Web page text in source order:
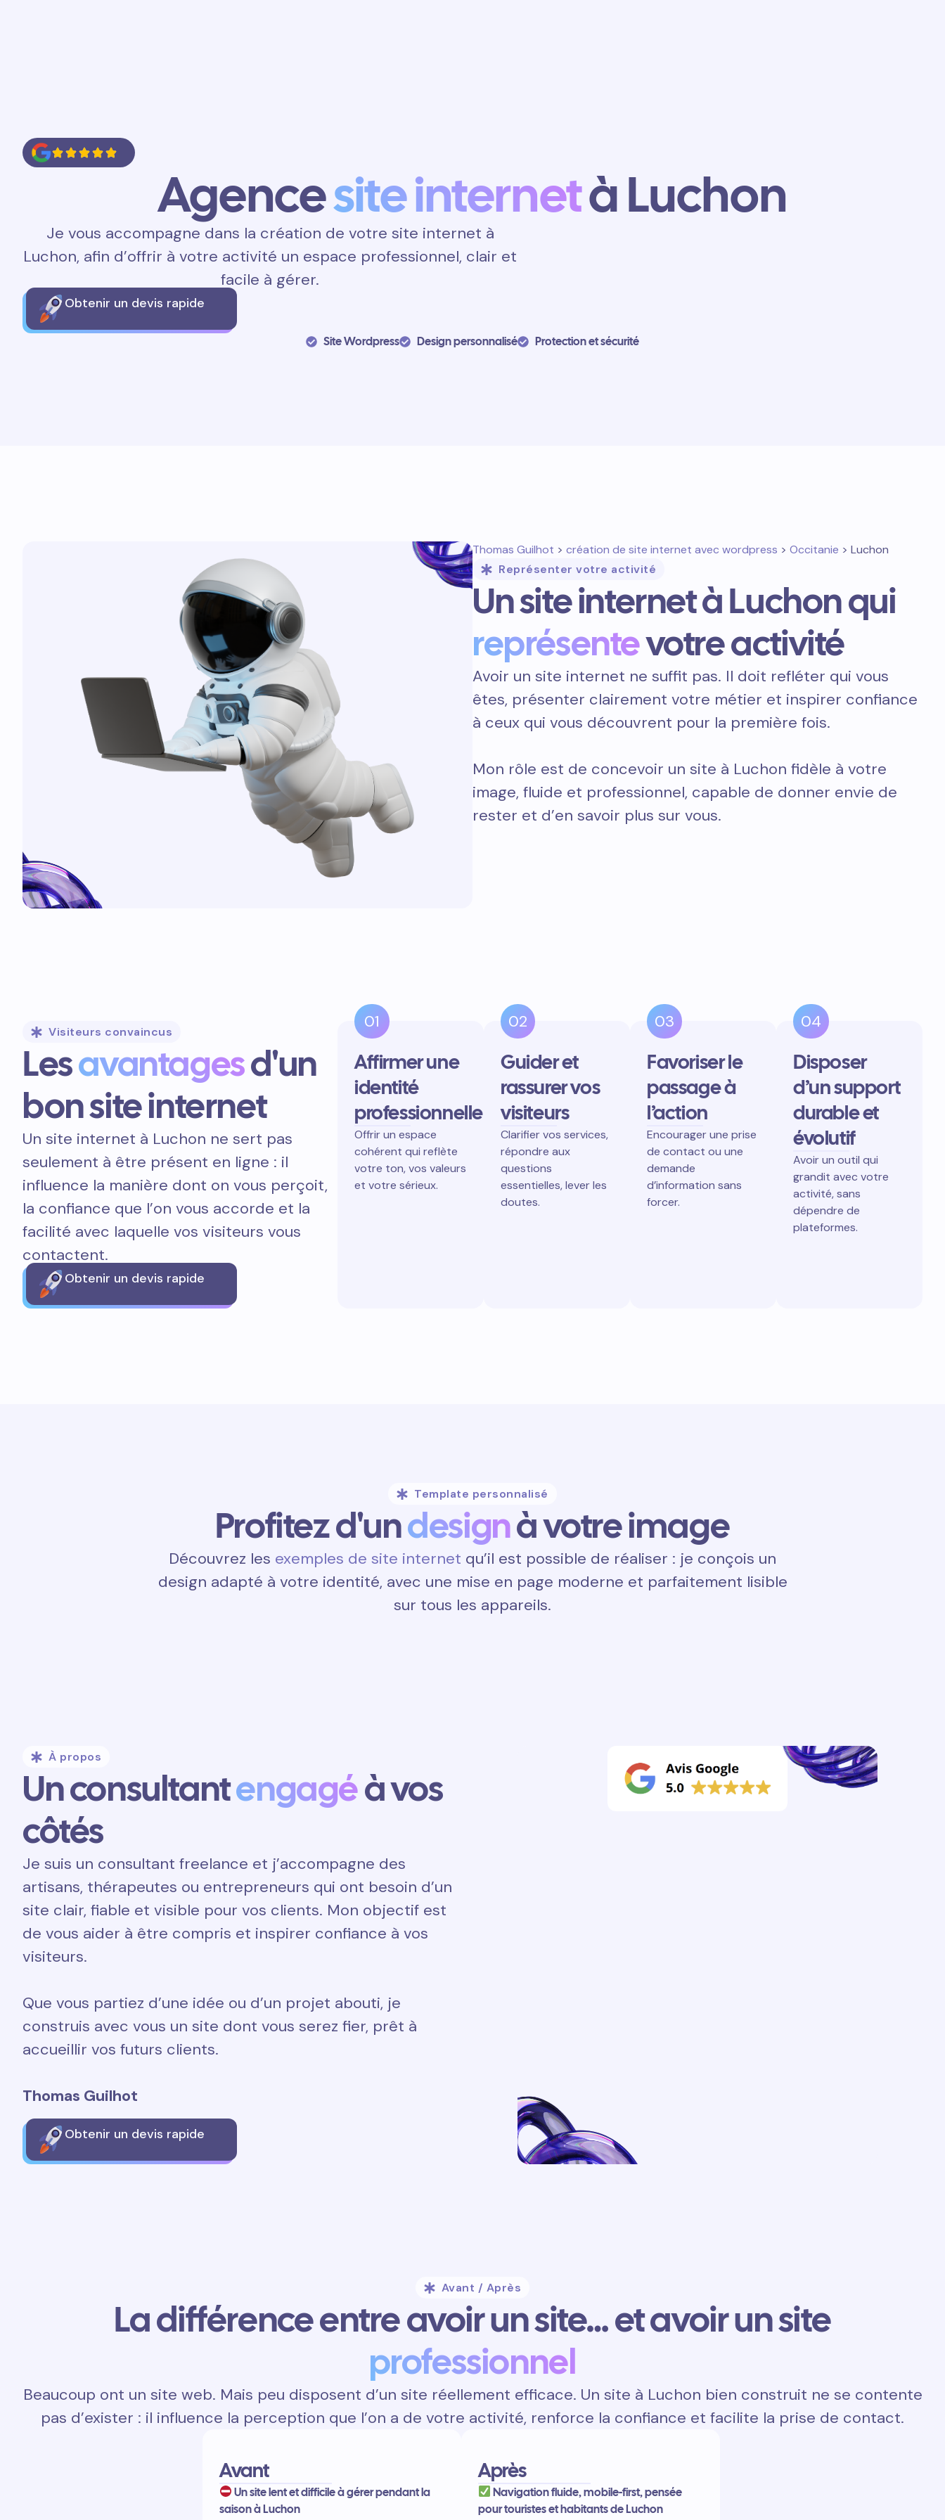
Agencesite internetà Luchon
Je vous accompagne dans la création de votre site internet à
Luchon, afin d’offrir à votre activité un espace professionnel, clair et
facile à gérer.
Obtenir un devis rapide
Site Wordpress Design personnalisé Protection et sécurité
Thomas Guilhot > création de site internet avec wordpress > Occitanie > Luchon
Représenter votre activité
Un site internet à Luchon qui
représentevotre activité
Avoir un site internet ne suffit pas. Il doit refléter qui vous
êtes, présenter clairement votre métier et inspirer confiance
à ceux qui vous découvrent pour la première fois.
Mon rôle est de concevoir un site à Luchon fidèle à votre
image, fluide et professionnel, capable de donner envie de
rester et d’en savoir plus sur vous.
Visiteurs convaincus
Lesavantagesd'un
bon site internet
Un site internet à Luchon ne sert pas
seulement à être présent en ligne : il
influence la manière dont on vous perçoit,
la confiance que l’on vous accorde et la
facilité avec laquelle vos visiteurs vous
contactent.
Obtenir un devis rapide
01
Affirmer une
identité
professionnelle
Offrir un espace
cohérent qui reflète
votre ton, vos valeurs
et votre sérieux.
02
Guider et
rassurer vos
visiteurs
Clarifier vos services,
répondre aux
questions
essentielles, lever les
doutes.
03
Favoriser le
passage à
l’action
Encourager une prise
de contact ou une
demande
d’information sans
forcer.
04
Disposer
d’un support
durable et
évolutif
Avoir un outil qui
grandit avec votre
activité, sans
dépendre de
plateformes.
Template personnalisé
Profitez d'undesignà votre image
Découvrez les exemples de site internet qu’il est possible de réaliser : je conçois un
design adapté à votre identité, avec une mise en page moderne et parfaitement lisible
sur tous les appareils.
À propos
Un consultantengagéà vos
côtés
Je suis un consultant freelance et j’accompagne des
artisans, thérapeutes ou entrepreneurs qui ont besoin d’un
site clair, fiable et visible pour vos clients. Mon objectif est
de vous aider à être compris et inspirer confiance à vos
visiteurs.
Que vous partiez d’une idée ou d’un projet abouti, je
construis avec vous un site dont vous serez fier, prêt à
accueillir vos futurs clients.
Thomas Guilhot
Obtenir un devis rapide
Avant / Après
La différence entre avoir un site… et avoir un site
professionnel
Beaucoup ont un site web. Mais peu disposent d’un site réellement efficace. Un site à Luchon bien construit ne se contente
pas d’exister : il influence la perception que l’on a de votre activité, renforce la confiance et facilite la prise de contact.
Avant
Un site lent et difficile à gérer pendant la
saison à Luchon
Après
Navigation fluide, mobile-first, pensée
pour touristes et habitants de Luchon